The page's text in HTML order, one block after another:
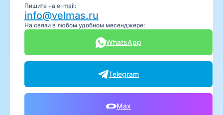
Пишите на e-mail:
info@velmas.ru
На связи в любом удобном месенджере:
WhatsApp
Telegram
Max